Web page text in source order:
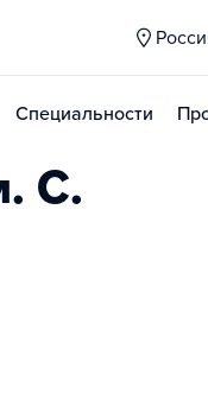
Специальности
С.